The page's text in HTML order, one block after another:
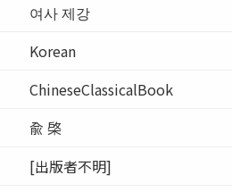
여사 제강
Korean
ChineseClassicalBook
兪 棨
[出版者不明]